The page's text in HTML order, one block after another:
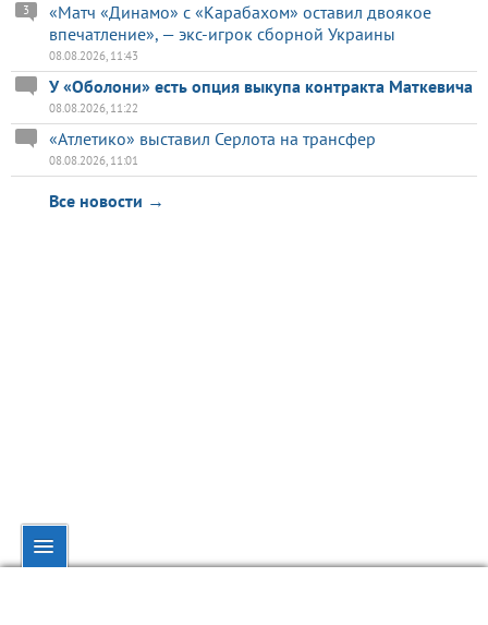
«Матч «Динамо» с «Карабахом» оставил двоякое
впечатление», — экс-игрок сборной Украины
3
08.08.2026, 11:43
У «Оболони» есть опция выкупа контракта Маткевича
08.08.2026, 11:22
«Атлетико» выставил Серлота на трансфер
08.08.2026, 11:01
Все новости →